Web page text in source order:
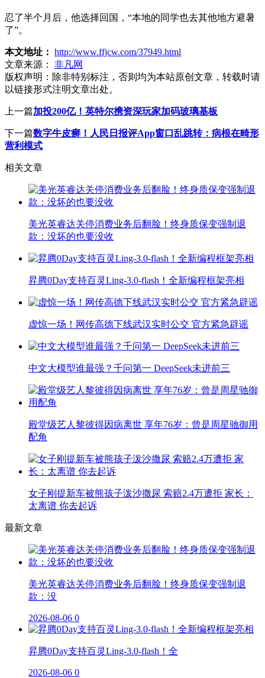
忍了半个月后，他选择回国，“本地的同学也去其他地方避暑
了”。
本文地址： http://www.ffjcw.com/37949.html
文章来源：
非凡网
版权声明： 除非特别标注，否则均为本站原创文章，转载时请
以链接形式注明文章出处。
上一篇加投200亿！英特尔携资深玩家加码玻璃基板
下一篇数字牛皮癣！人民日报评App窗口乱跳转：病根在畸形
营利模式
相关文章
美光英睿达关停消费业务后翻脸！终身质保变强制退
款：没坏的也要没收
昇腾0Day支持百灵Ling-3.0-flash！全新编程框架亮相
虚惊一场！网传高德下线武汉实时公交 官方紧急辟谣
中文大模型谁最强？千问第一 DeepSeek未进前三
殿堂级艺人黎彼得因病离世 享年76岁：曾是周星驰御用
配角
女子刚提新车被熊孩子泼沙撒尿 索赔2.4万遭拒 家长：
太离谱 你去起诉
最新文章
美光英睿达关停消费业务后翻脸！终身质保变强制退
款：没
2026-08-06 0
昇腾0Day支持百灵Ling-3.0-flash！全
2026-08-06 0